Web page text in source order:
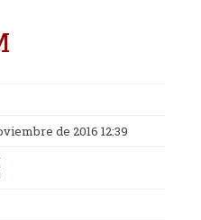
de 2016 12:39